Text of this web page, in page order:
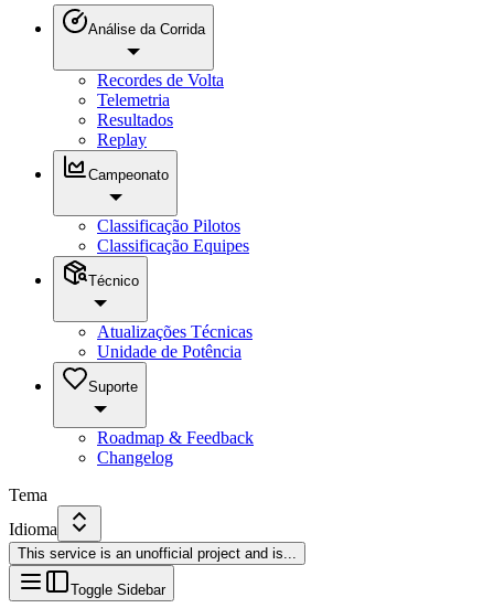
Análise da Corrida
Recordes de Volta
Telemetria
Resultados
Replay
Campeonato
Classificação Pilotos
Classificação Equipes
Técnico
Atualizações Técnicas
Unidade de Potência
Suporte
Roadmap & Feedback
Changelog
Tema
Idioma
This service is an unofficial project and is...
Toggle Sidebar